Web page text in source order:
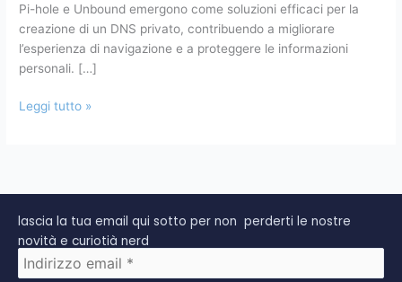
Pi-hole e Unbound emergono come soluzioni efficaci per la
creazione di un DNS privato, contribuendo a migliorare
l’esperienza di navigazione e a proteggere le informazioni
personali. […]
Leggi tutto »
lascia la tua email qui sotto per non perderti le nostre
novità e curiotià nerd